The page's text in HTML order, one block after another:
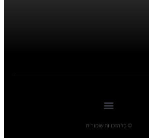
© כל הזכויות שומורות